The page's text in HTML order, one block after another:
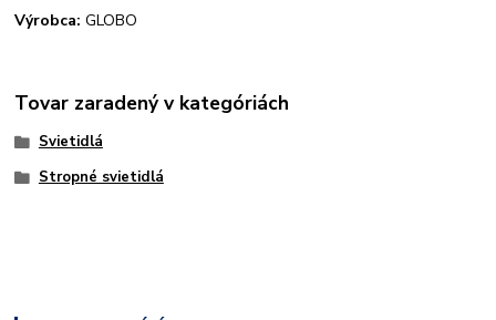
Výrobca:GLOBO
Tovar zaradený v kategóriách
Svietidlá
Stropné svietidlá